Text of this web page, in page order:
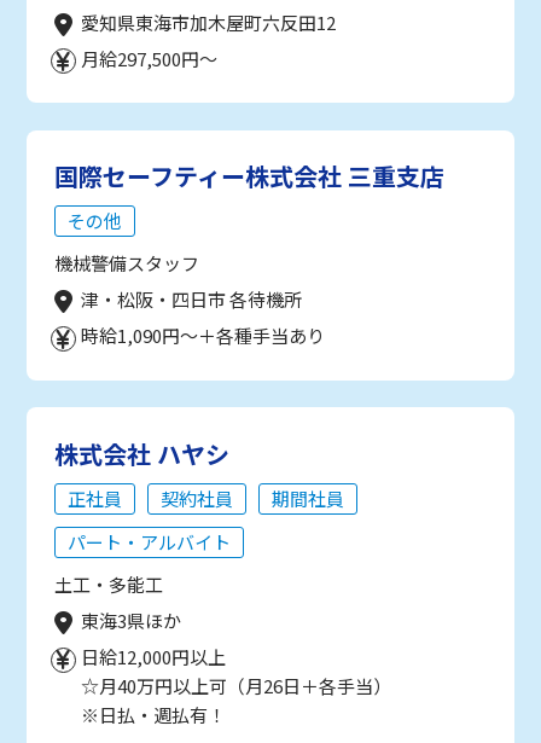
愛知県東海市加木屋町六反田12
月給297,500円～
国際セーフティー株式会社 三重支店
その他
機械警備スタッフ
津・松阪・四日市 各待機所
時給1,090円～＋各種手当あり
株式会社 ハヤシ
正社員 契約社員
期間社員
パート・アルバイト
土工・多能工
東海3県ほか
日給12,000円以上
☆月40万円以上可（月26日＋各手当）
※日払・週払有！